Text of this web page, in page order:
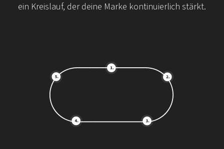
ein Kreislauf, der deine Marke kontinuierlich stärkt.